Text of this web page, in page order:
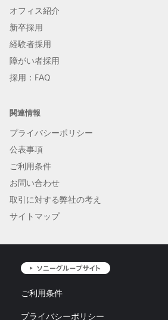
オフィス紹介
新卒採用
経験者採用
障がい者採用
採用：FAQ
関連情報
プライバシーポリシー
公表事項
ご利用条件
お問い合わせ
取引に対する弊社の考え
サイトマップ
ご利用条件
プライバシーポリシー